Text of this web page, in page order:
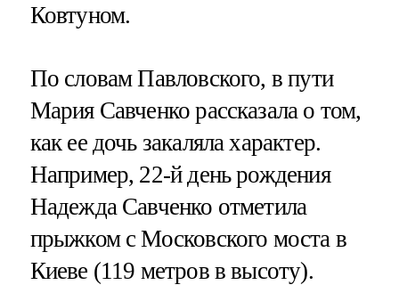
Ковтуном.
По словам Павловского, в пути
Мария Савченко рассказала о том,
как ее дочь закаляла характер.
Например, 22-й день рождения
Надежда Савченко отметила
прыжком с Московского моста в
Киеве (119 метров в высоту).